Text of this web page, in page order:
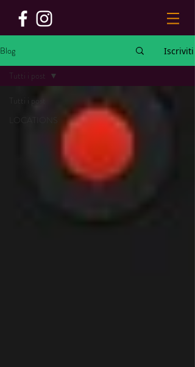
Blog Iscriviti
Tutti i post
Tutti i post